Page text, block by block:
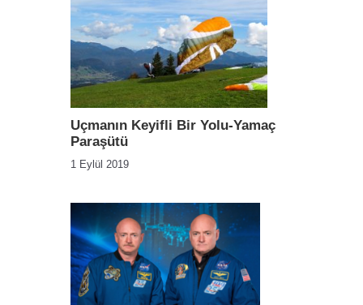
Uçmanın Keyifli Bir Yolu-Yamaç
Paraşütü
1 Eylül 2019